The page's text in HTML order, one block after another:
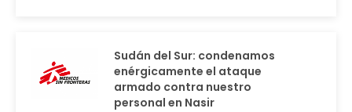
Sudán del Sur: condenamos
enérgicamente el ataque
armado contra nuestro
personal en Nasir